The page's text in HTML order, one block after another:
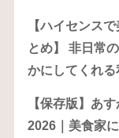
【ハイセンス
とめ】 非日常
かにしてくれ
【保存版】あ
2026｜美食家